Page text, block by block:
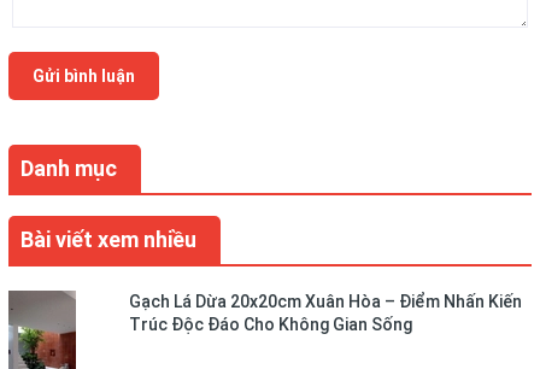
Danh mục
Bài viết xem nhiều
Gạch Lá Dừa 20x20cm Xuân Hòa – Điểm Nhấn Kiến
Trúc Độc Đáo Cho Không Gian Sống
Gửi bình luận